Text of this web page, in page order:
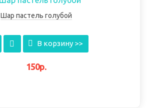
Шар пастель голубой
В корзину >>
150р.